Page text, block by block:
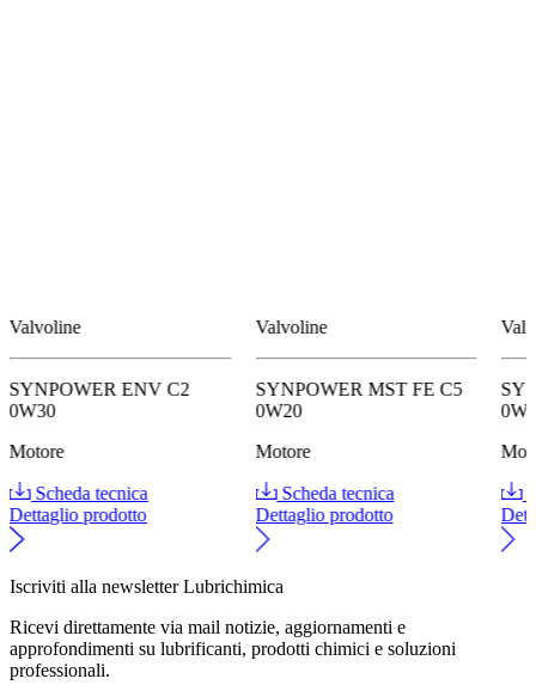
Valvoline
SYNPOWER ENV C2
0W30
Motore
Scheda tecnica
Dettaglio prodotto
Valvoline
SYNPOWER MST FE C5
0W20
Motore
Scheda tecnica
Dettaglio prodotto
Iscriviti alla newsletter Lubrichimica
Ricevi direttamente via mail notizie, aggiornamenti e
approfondimenti su lubrificanti, prodotti chimici e soluzioni
professionali.